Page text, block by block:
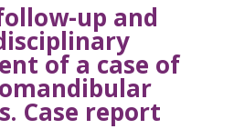
up and
of a case of
Case report